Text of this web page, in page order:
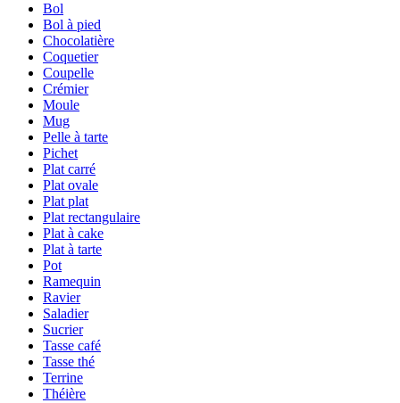
Bol
Bol à pied
Chocolatière
Coquetier
Coupelle
Crémier
Moule
Mug
Pelle à tarte
Pichet
Plat carré
Plat ovale
Plat plat
Plat rectangulaire
Plat à cake
Plat à tarte
Pot
Ramequin
Ravier
Saladier
Sucrier
Tasse café
Tasse thé
Terrine
Théière